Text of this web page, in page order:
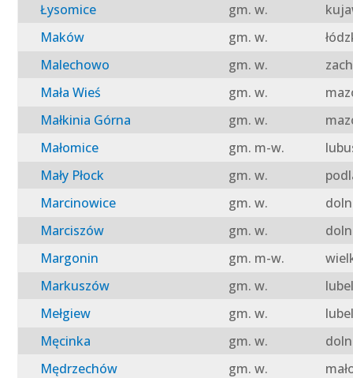
Łysomice
gm. w.
Maków
gm. w.
Malechowo
gm. w.
Mała Wieś
gm. w.
Małkinia Górna
gm. w.
Małomice
gm. m-w.
Mały Płock
gm. w.
Marcinowice
gm. w.
Marciszów
gm. w.
Margonin
gm. m-w.
Markuszów
gm. w.
Mełgiew
gm. w.
Męcinka
gm. w.
Mędrzechów
gm. w.